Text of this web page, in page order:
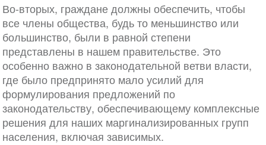
Во-вторых, граждане должны обеспечить, чтобы
все члены общества, будь то меньшинство или
большинство, были в равной степени
представлены в нашем правительстве. Это
особенно важно в законодательной ветви власти,
где было предпринято мало усилий для
формулирования предложений по
законодательству, обеспечивающему комплексные
решения для наших маргинализированных групп
населения, включая зависимых.